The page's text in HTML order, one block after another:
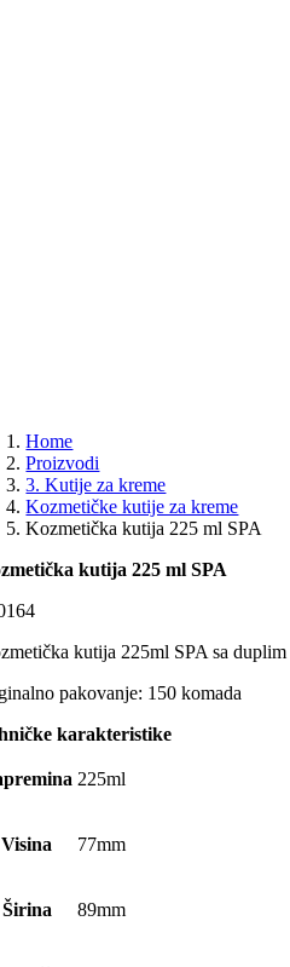
Home
Proizvodi
3. Kutije za kreme
Kozmetičke kutije za kreme
Kozmetička kutija 225 ml SPA
kutija 225 ml SPA
kutija 225ml SPA sa
pakovanje: 150 komada
karakteristike
225ml
Visina 77mm
Širina 89mm